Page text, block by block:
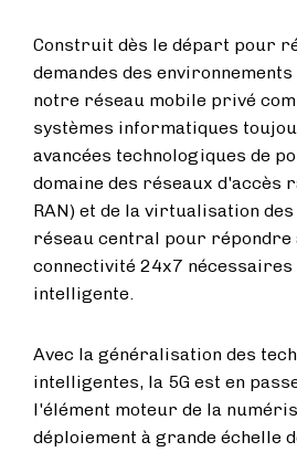
Construit dès le départ pour
demandes des
notre réseau mobile privé
systèmes informatiques
avancées technologiques de
domaine des réseaux d'accès
RAN) et de la virtualisation
réseau central pour répondre
connectivité 24x7
intelligente.
Avec la généralisation des
intelligentes, la 5G est en
l'élément moteur de la
déploiement à grande échelle